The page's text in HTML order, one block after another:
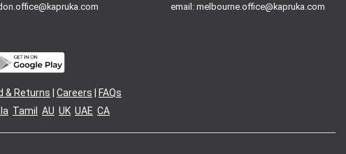
email: melbourne.office@kapruka.com
& Returns Careers
FAQs
Tamil AU UK UAE CA